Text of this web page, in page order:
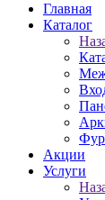
Главная
Каталог
Акции
Услуги